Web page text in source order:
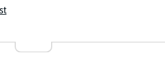
nízkou tvorbu kouře při působení ohně.
ještě před lisováním. Přísada je součástí